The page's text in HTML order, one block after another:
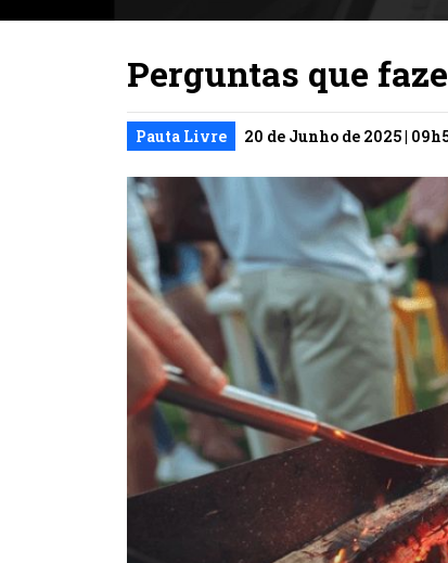
Perguntas que
Pauta Livre 20 de Junho de 2025 |